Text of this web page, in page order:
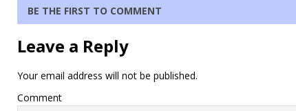
BE THE FIRST TO COMMENT
Leave a Reply
Your email address will not be published.
Comment